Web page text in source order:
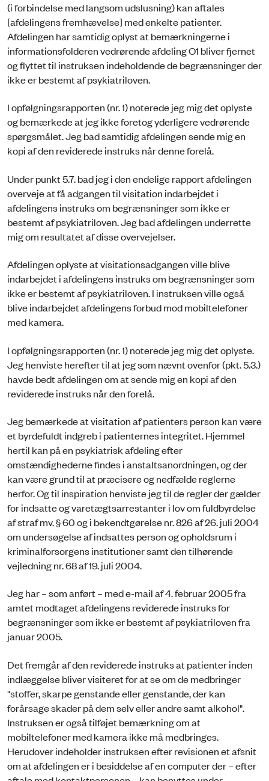
(i forbindelse med langsom udslusning) kanaftales
[afdelingens fremhævelse] med enkelte patienter.
Afdelingen har samtidig oplyst at bemærkningerne i
informationsfolderen vedrørende afdeling O1 bliver fjernet
og flyttet til instruksen indeholdende de begrænsninger der
ikke er bestemt af psykiatriloven.
I opfølgningsrapporten (nr. 1) noterede jeg mig det oplyste
og bemærkede at jeg ikke foretog yderligere vedrørende
spørgsmålet. Jeg bad samtidig afdelingen sende mig en
kopi af den reviderede instruks når denne forelå.
Under punkt 5.7. bad jeg i den endelige rapport afdelingen
overveje at få adgangen til visitation indarbejdet i
afdelingens instruks om begrænsninger som ikke er
bestemt af psykiatriloven. Jeg bad afdelingen underrette
mig om resultatet af disse overvejelser.
Afdelingen oplyste at visitationsadgangen ville blive
indarbejdet i afdelingens instruks om begrænsninger som
ikke er bestemt af psykiatriloven. I instruksen ville også
blive indarbejdet afdelingens forbud mod mobiltelefoner
med kamera.
I opfølgningsrapporten (nr. 1) noterede jeg mig det oplyste.
Jeg henviste herefter til at jeg som nævnt ovenfor (pkt. 5.3.)
havde bedt afdelingen om at sende mig en kopi af den
reviderede instruks når den forelå.
Jeg bemærkede at visitation af patienters person kan være
et byrdefuldt indgreb i patienternes integritet. Hjemmel
hertil kan på en psykiatrisk afdeling efter
omstændighederne findes i anstaltsanordningen, og der
kan være grund til at præcisere og nedfælde reglerne
herfor. Og til inspiration henviste jeg til de regler der gælder
for indsatte og varetægtsarrestanter i lov om fuldbyrdelse
af straf mv. § 60 og i bekendtgørelse nr. 826 af 26. juli 2004
om undersøgelse af indsattes person og opholdsrum i
kriminalforsorgens institutioner samt den tilhørende
vejledning nr. 68 af 19. juli 2004.
Jeg har – som anført – med e-mail af 4. februar 2005 fra
amtet modtaget afdelingens reviderede instruks for
begrænsninger som ikke er bestemt af psykiatriloven fra
januar 2005.
Det fremgår af den reviderede instruks at patienter inden
indlæggelse bliver visiteret for at se om de medbringer
"stoffer, skarpe genstande eller genstande, der kan
forårsage skader på dem selv eller andre samt alkohol".
Instruksen er også tilføjet bemærkning om at
mobiltelefoner med kamera ikke må medbringes.
Herudover indeholder instruksen efter revisionen et afsnit
om at afdelingen er i besiddelse af en computer der – efter